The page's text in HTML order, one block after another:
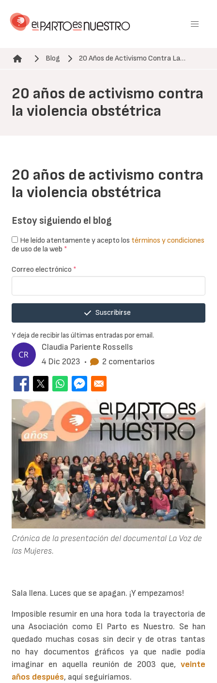
contenido
Ruta de navegación
Blog 20 Años de Activismo Contra La…
20 años de activismo contra
la violencia obstétrica
Claudia Pariente Rossells
4 Dic 2023 • 2 comentarios
20 años de activismo contra
la violencia obstétrica
Crónica de la presentación del documental La Voz de
las Mujeres.
Sala llena. Luces que se apagan. ¡Y empezamos!
Imposible resumir en una hora toda la trayectoria de
una Asociación como El Parto es Nuestro. Se han
quedado muchas cosas sin decir y de otras tantas
no hay documentos gráficos ya que nadie podía
imaginar en aquella reunión de 2003 que, veinte
años después, aquí seguiríamos.
Estoy siguiendo el blog
He leído atentamente y acepto los términos y condiciones
de uso de la web *
Correo electrónico *
Suscribirse
Y deja de recibir las últimas entradas por email.